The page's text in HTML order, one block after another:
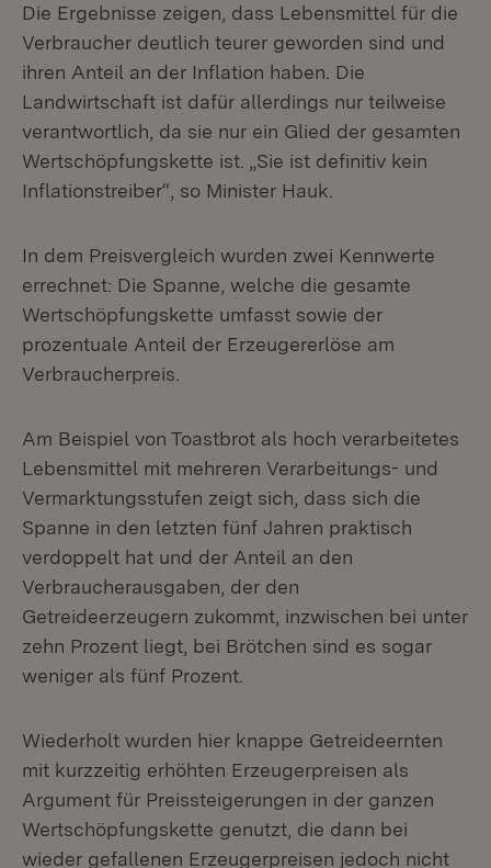
Die Ergebnisse zeigen, dass Lebensmittel für die
Verbraucher deutlich teurer geworden sind und
ihren Anteil an der Inflation haben. Die
Landwirtschaft ist dafür allerdings nur teilweise
verantwortlich, da sie nur ein Glied der gesamten
Wertschöpfungskette ist. „Sie ist definitiv kein
Inflationstreiber“, so Minister Hauk.
In dem Preisvergleich wurden zwei Kennwerte
errechnet: Die Spanne, welche die gesamte
Wertschöpfungskette umfasst sowie der
prozentuale Anteil der Erzeugererlöse am
Verbraucherpreis.
Am Beispiel von Toastbrot als hoch verarbeitetes
Lebensmittel mit mehreren Verarbeitungs- und
Vermarktungsstufen zeigt sich, dass sich die
Spanne in den letzten fünf Jahren praktisch
verdoppelt hat und der Anteil an den
Verbraucherausgaben, der den
Getreideerzeugern zukommt, inzwischen bei unter
zehn Prozent liegt, bei Brötchen sind es sogar
weniger als fünf Prozent.
Wiederholt wurden hier knappe Getreideernten
mit kurzzeitig erhöhten Erzeugerpreisen als
Argument für Preissteigerungen in der ganzen
Wertschöpfungskette genutzt, die dann bei
wieder gefallenen Erzeugerpreisen jedoch nicht